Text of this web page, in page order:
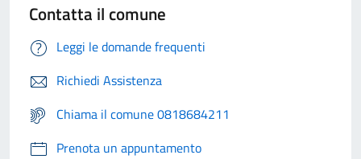
Contatta il comune
Leggi le domande frequenti
Richiedi Assistenza
Chiama il comune 0818684211
Prenota un appuntamento